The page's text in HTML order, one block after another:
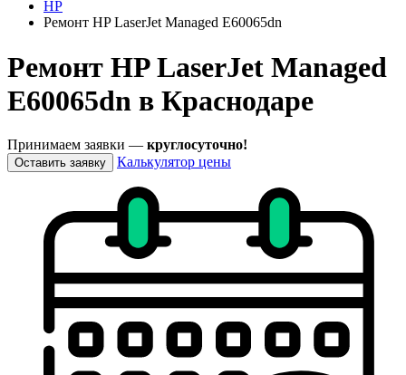
HP
Ремонт HP LaserJet Managed E60065dn
Ремонт HP LaserJet Managed
E60065dn в Краснодаре
Принимаем заявки — круглосуточно!
Оставить заявку Калькулятор цены